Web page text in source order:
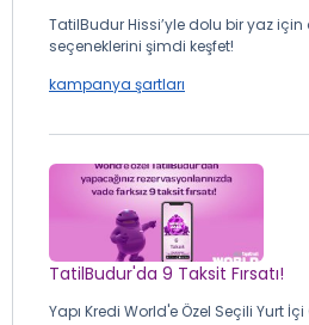
TatilBudur Hissi’yle dolu bir yaz
seçeneklerini şimdi keşfet!
kampanya şartları
TatilBudur'da 9 Taksit Fırsatı!
Yapı Kredi World'e Özel Seçili Yurt